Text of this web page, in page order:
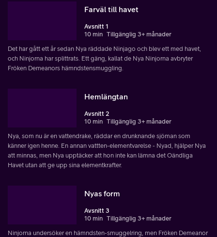
Farväl till havet
Avsnitt 1
10 min Tillgänglig 3+ månader
Det har gått ett år sedan Nya räddade Ninjago och blev ett med havet,
och Ninjorna har splittrats. Ett gäng, kallat de Nya Ninjorna avbryter
Fröken Demeanors hämndstensmuggling.
Hemlängtan
Avsnitt 2
10 min Tillgänglig 3+ månader
Nya, som nu är en vattendrake, räddar en drunknande sjöman som
känner igen henne. En annan vattten-elementvarelse - Nyad, hjälper Nya
att minnas, men Nya upptäcker att hon inte kan lämna det Oändliga
Havet utan att ge upp sina elementkrafter.
Nyas form
Avsnitt 3
10 min Tillgänglig 3+ månader
Ninjorna undersöker en hämndsten-smuggelring, men Fröken Demeanor